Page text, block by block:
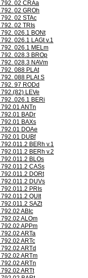
792. 02 CRAa
792. 02 GROh
792. 02 STAc
792. 02 TRIs
792. 026.1 BONt
792. 026.1 LAGt v.1
792. 026.1 MELm
792. 028.3 BROp
792. 028.3 NAVm
792. 088 PLAt
792. 088 PLAt S
792. 97 RODd
792.(82) LEVe
792..026.1 BERi
792.01 ANTn
792.01 BADr
792.01 BAXs
792.01 DOAe
792.01 DUBf
792.011.2 BERh v.1
792.011.2 BERh v.2
792.011.2 BLOs
792.011.2 CASs
792.011.2 DORt
792.011.2 DUVs
792.011.2 PRIs
792.011.2 QUIt
792.011.2 SAZt
792.02 ABIc
792.02 ALOm
792.02 APPm
792.02 ARTa
792.02 ARTc
792.02 ARTd
792.02 ARTm
792.02 ARTn
792.02 ARTt